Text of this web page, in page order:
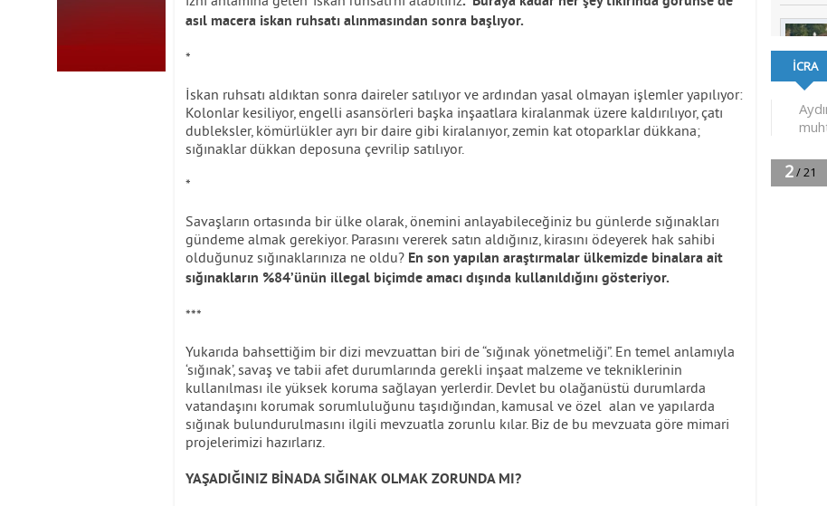
asıl macera iskan ruhsatı alınmasından sonra başlıyor.
*
İskan ruhsatı aldıktan sonra daireler satılıyor ve ardından yasal olmayan işlemler yapılıyor:
Kolonlar kesiliyor, engelli asansörleri başka inşaatlara kiralanmak üzere kaldırılıyor, çatı
dubleksler, kömürlükler ayrı bir daire gibi kiralanıyor, zemin kat otoparklar dükkana;
sığınaklar dükkan deposuna çevrilip satılıyor.
*
Savaşların ortasında bir ülke olarak, önemini anlayabileceğiniz bu günlerde sığınakları
gündeme almak gerekiyor. Parasını vererek satın aldığınız, kirasını ödeyerek hak sahibi
olduğunuz sığınaklarınıza ne oldu? En son yapılan araştırmalar ülkemizde binalara ait
sığınakların %84’ünün illegal biçimde amacı dışında kullanıldığını gösteriyor.
***
Yukarıda bahsettiğim bir dizi mevzuattan biri de “sığınak yönetmeliği”. En temel anlamıyla
‘sığınak’, savaş ve tabii afet durumlarında gerekli inşaat malzeme ve tekniklerinin
kullanılması ile yüksek koruma sağlayan yerlerdir. Devlet bu olağanüstü durumlarda
vatandaşını korumak sorumluluğunu taşıdığından, kamusal ve özel alan ve yapılarda
sığınak bulundurulmasını ilgili mevzuatla zorunlu kılar. Biz de bu mevzuata göre mimari
projelerimizi hazırlarız.
YAŞADIĞINIZ BİNADA SIĞINAK OLMAK ZORUNDA MI?